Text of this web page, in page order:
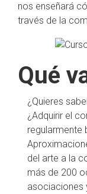
nos enseñará
través de la
Qué
¿Quieres
¿Adquirir el
regularmente
del arte a la
más de 200
asociaciones